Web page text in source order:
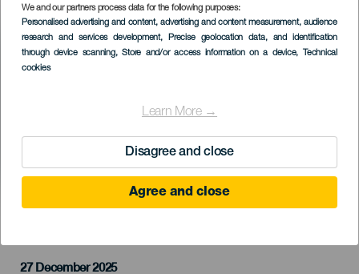
We and our partners process data for the following purposes:
Personalised advertising and content, advertising and content measurement, audience
research and services development, Precise geolocation data, and identification
through device scanning, Store and/or access information on a device, Technical
cookies
Learn More →
Disagree and close
Agree and close
Imagen
Listado
27 December 2025